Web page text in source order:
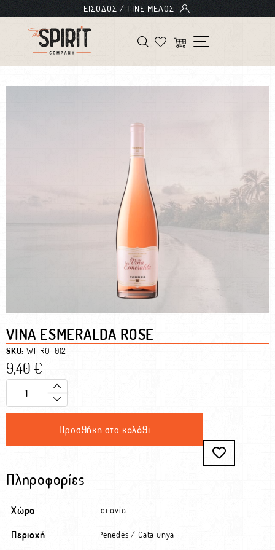
VINA ESMERALDA ROSE
SKU: WI-RO-012
9,40€
Προσθήκη στο καλάθι
Πληροφορίες
Χώρα Ισπανία
Περιοχή Penedes / Catalunya